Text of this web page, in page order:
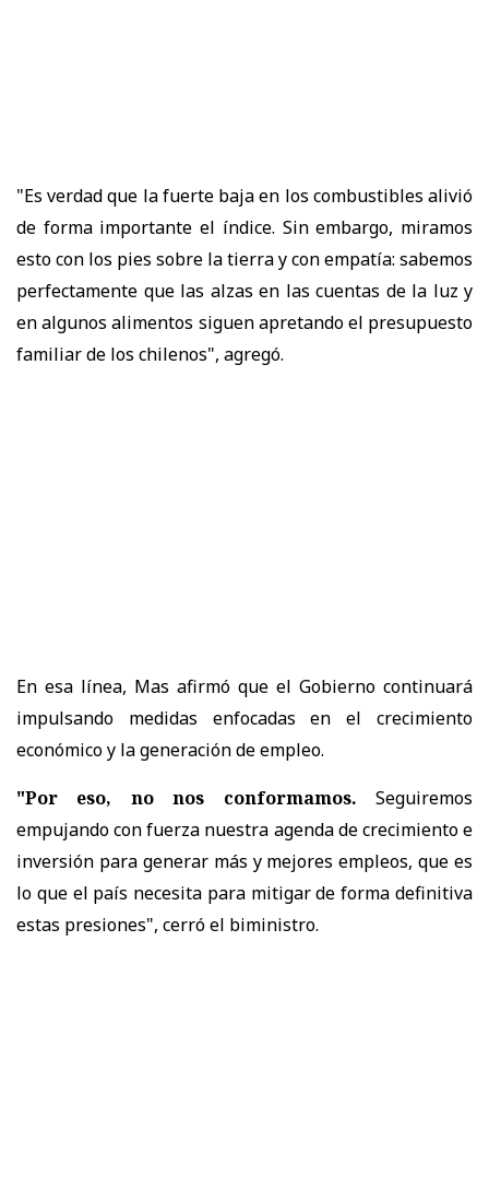
"Es verdad que la fuerte baja en los combustibles alivió
de forma importante el índice. Sin embargo, miramos
esto con los pies sobre la tierra y con empatía: sabemos
perfectamente que las alzas en las cuentas de la luz y
en algunos alimentos siguen apretando el presupuesto
familiar de los chilenos", agregó.
En esa línea, Mas afirmó que el Gobierno continuará
impulsando medidas enfocadas en el crecimiento
económico y la generación de empleo.
"Por eso, no nos conformamos. Seguiremos
empujando con fuerza nuestra agenda de crecimiento e
inversión para generar más y mejores empleos, que es
lo que el país necesita para mitigar de forma definitiva
estas presiones", cerró el biministro.